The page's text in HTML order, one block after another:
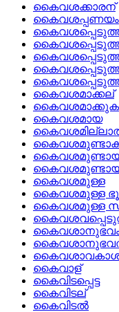
കൈവശക്കാരന്
കൈവശപ്പണയം
കൈവശമാക്കല്
കൈവശമാക്കുക
കൈവശമായ
കൈവശമുള്ള
കൈവശമുള്ള
കൈവശമുള്ള
കൈവശാവകാശ
കൈവാള്
കൈവിടപ്പെട്ട
കൈവിടല്
കൈവിടല്‍